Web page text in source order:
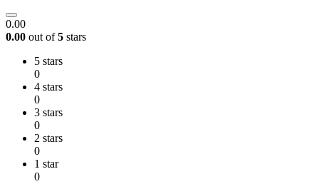
0.00
0.00 out of5 stars
5 stars
0
4 stars
0
3 stars
0
2 stars
0
1 star
0